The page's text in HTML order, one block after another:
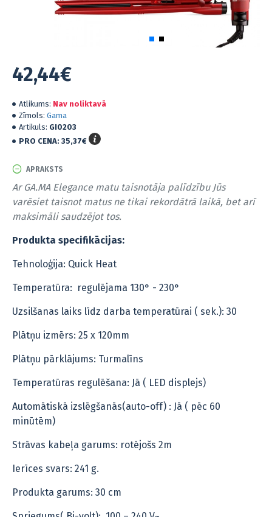
Atlikums: Nav noliktavā
Zīmols: Gama
Artikuls: GI0203
PRO CENA: 35,37€
42,44€
APRAKSTS
Ar GA.MA Elegance matu taisnotāja palīdzību Jūs
varēsiet taisnot matus ne tikai rekordātrā laikā, bet arī
maksimāli saudzējot tos.
Produkta specifikācijas:
Tehnoloģija: Quick Heat
Temperatūra: regulējama 130° - 230°
Uzsilšanas laiks līdz darba temperatūrai ( sek.): 30
Plātņu izmērs: 25 x 120mm
Plātņu pārklājums: Turmalīns
Temperatūras regulēšana: Jā ( LED displejs)
Automātiskā izslēgšanās(auto-off) : Jā ( pēc 60
minūtēm)
Strāvas kabeļa garums: rotējošs 2m
Ierīces svars: 241 g.
Produkta garums: 30 cm